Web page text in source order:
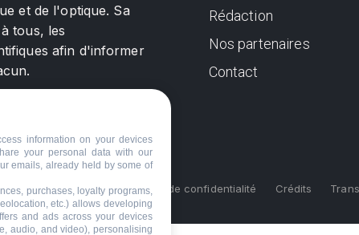
et de l'optique. Sa
tous, les
afin d'informer
Rédaction
Nos partenaires
Contact
Mentions légales Politique de confidentialité Crédits
information on your devices
your personal data with our
emails, already held by some of
purchases, loyalty programs,
etc.) allows developing
and ads across your devices
audio, and video), personalising